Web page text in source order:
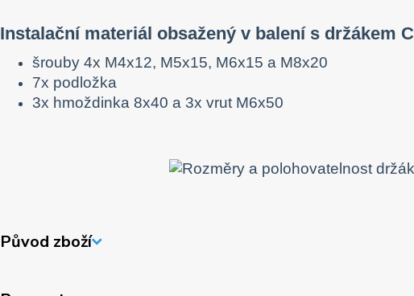
Instalační materiál obsažený v balení s držákem
šrouby 4x M4x12, M5x15, M6x15 a M8x20
7x podložka
3x hmoždinka 8x40 a 3x vrut M6x50
Původ zboží